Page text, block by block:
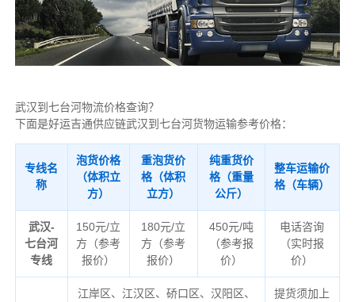
武汉到七台河物流价格查询？
下面是好运吉通供应链武汉到七台河货物运输参考价格：
专线名
称
泡货价格
（体积立
方）
重泡货价
格（体积
立方）
纯重货价
格（重量
公斤）
整车运输价
格（车辆）
武汉-
七台河
专线
150元/立
方（参考
报价）
180元/立
方（参考
报价）
450元/吨
（参考报
价）
电话咨询
（实时报
价）
江岸区、江汉区、硚口区、汉阳区、
提货须加上